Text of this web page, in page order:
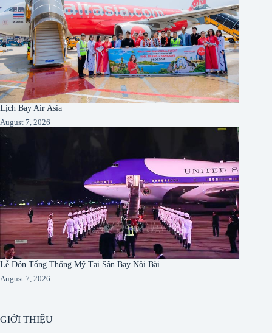
Lịch Bay Air Asia
August 7, 2026
Lễ Đón Tổng Thống Mỹ Tại Sân Bay Nội Bài
August 7, 2026
GIỚI THIỆU